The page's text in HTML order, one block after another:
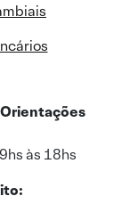
Orientações
às 18hs